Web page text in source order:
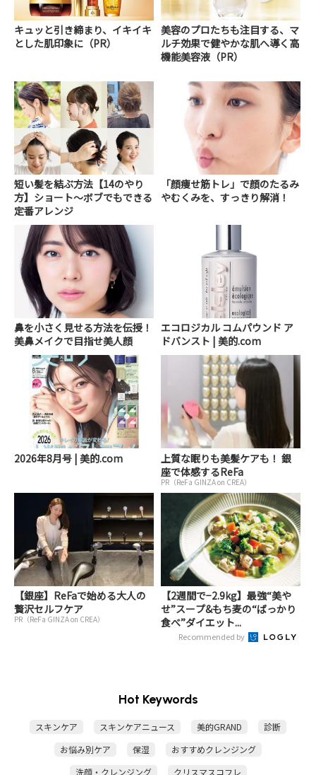
キュッと引き締まり、イキイキ
とした肌印象に（PR）
美容のプロたちも注目する、マ
ルチ効果で健やかな肌へ導く高
機能美容液（PR）
短い髪を結ぶ方法【14のやり
方】ショート～ボブでもできる
定番アレンジ
「顔痩せ筋トレ」で顔のたるみ
やむくみを、すっきり解消！
鼻を小さく見せる方法を伝授！
美鼻メイクで目指せ美人顔
エコロジカル コムパウンド ア
ドバンスト | 美的.com
2026年8月号 | 美的.com
上質な眠りも美髪ケアも！ 銀
座で体感するReFa
PR（ReFa GINZA on CREA）
【銀座】ReFaで始める大人の
贅沢セルフケア
PR（ReFa GINZA on CREA）
【2週間で−2.9kg】最強“美や
せ”スープ&もち麦の“ばっかり
食べ”ダイエット...
Recommended by
Hot Keywords
スキンケア スキンケアニュース 美的GRAND
診断
お悩み別ケア
保湿
おすすめクレンジング
洗顔・クレンジング
クリスマスコフレ